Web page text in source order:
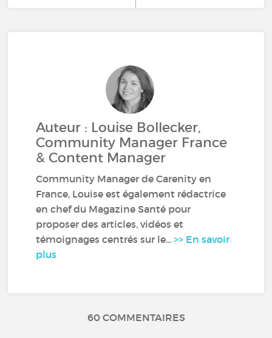
Auteur : Louise Bollecker,
Community Manager France
& Content Manager
Community Manager de Carenity en
France, Louise est également rédactrice
en chef du Magazine Santé pour
proposer des articles, vidéos et
témoignages centrés sur le...>> En savoir
plus
60 COMMENTAIRES